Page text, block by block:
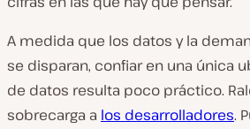
A medida que los datos y la
se disparan, confiar en una única
de datos resulta poco práctico.
sobrecarga a los desarrolladores.